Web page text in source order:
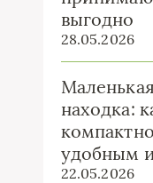
выгодно
28.05.2026
находка:
удобным
22.05.2026